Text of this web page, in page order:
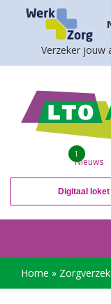
Verzeker jouw
Nieuws
1
Digitaal loket
Home »